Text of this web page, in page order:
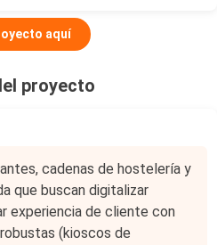
aquí
proyecto
cadenas de hostelería y
que buscan digitalizar
experiencia de cliente con
(kioscos de